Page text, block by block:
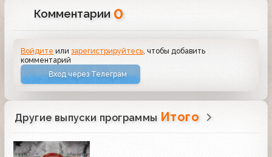
Комментарии 0
Войдите илизарегистрируйтесь , чтобы добавить
комментарий
Вход через Телеграм
Другие выпуски программы Итого